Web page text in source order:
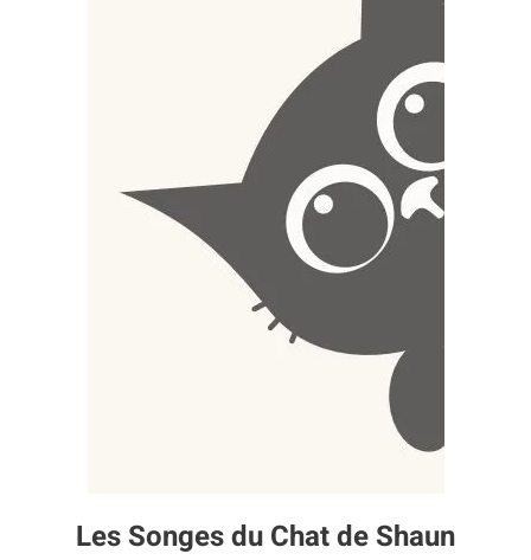
Les Songes du Chat de Shaun